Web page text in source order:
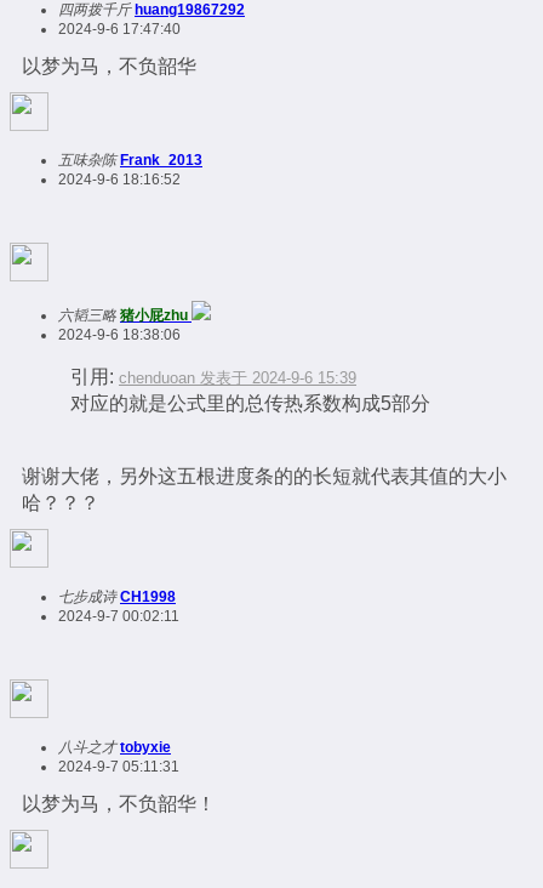
四两拨千斤 huang19867292
2024-9-6 17:47:40
以梦为马，不负韶华
五味杂陈 Frank_2013
2024-9-6 18:16:52
六韬三略 猪小屁zhu
2024-9-6 18:38:06
引用: chenduoan 发表于 2024-9-6 15:39
对应的就是公式里的总传热系数构成5部分
谢谢大佬，另外这五根进度条的的长短就代表其值的大小
哈？？？
七步成诗 CH1998
2024-9-7 00:02:11
八斗之才 tobyxie
2024-9-7 05:11:31
以梦为马，不负韶华！